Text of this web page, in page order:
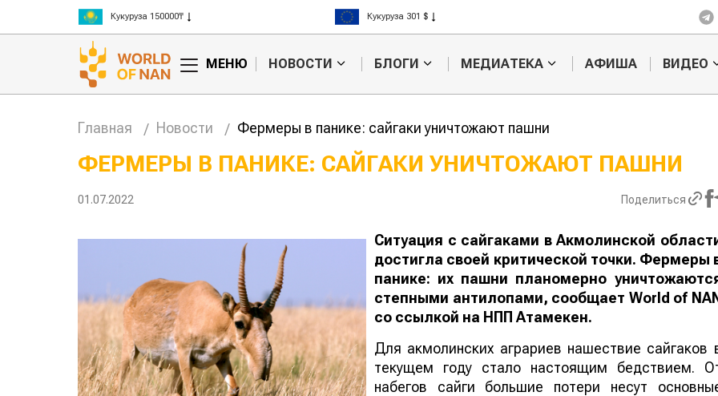
Рис 300000₸
Пшеница 3 класс 125000₸
Рис 408 $
Пшеница 423 $
МЕНЮ НОВОСТИ БЛОГИ МЕДИАТЕКА АФИША ВИДЕО
Главная Новости Фермеры в панике: сайгаки уничтожают пашни
ФЕРМЕРЫ В ПАНИКЕ: САЙГАКИ УНИЧТОЖАЮТ ПАШНИ
01.07.2022 Поделиться
Ситуация с сайгаками в Акмолинской
достигла своей критической точки. Фермеры
панике: их пашни планомерно
степными антилопами, сообщает World of
со ссылкой на НПП Атамекен.
Для акмолинских аграриев нашествие сайгаков
текущем году стало настоящим бедствием.
набегов сайги большие потери несут
авиатоплива
Картофельные
войны:
лазером